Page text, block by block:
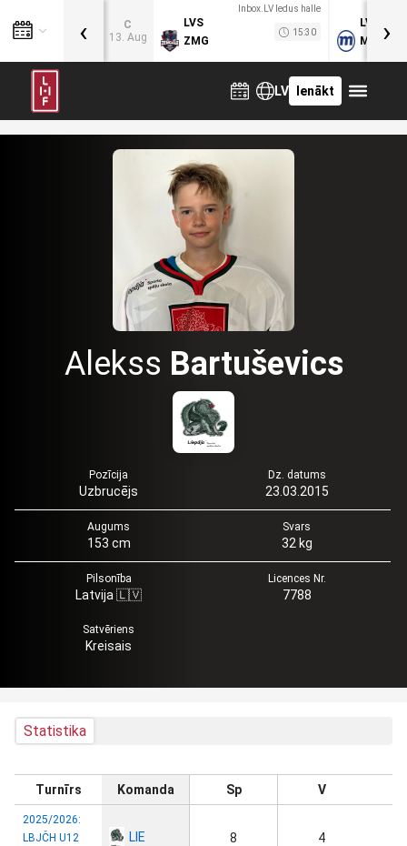
C
13. Aug
Inbox.LV ledus halle
LVS
ZMG
15:30
LVB
MOG
‹ ›
LV Ienākt
Alekss Bartuševics
Pozīcija
Uzbrucējs
Dz. datums
23.03.2015
Augums
153 cm
Svars
32 kg
Pilsonība
Latvija 🇱🇻
Licences Nr.
7788
Satvēriens
Kreisais
Statistika
Turnīrs Komanda Sp V
2025/2026:
LBJČH U12
LIE 8 4